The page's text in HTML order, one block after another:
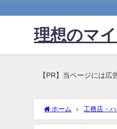
理想のマ
【PR】当ページには広
ホーム 工務店・